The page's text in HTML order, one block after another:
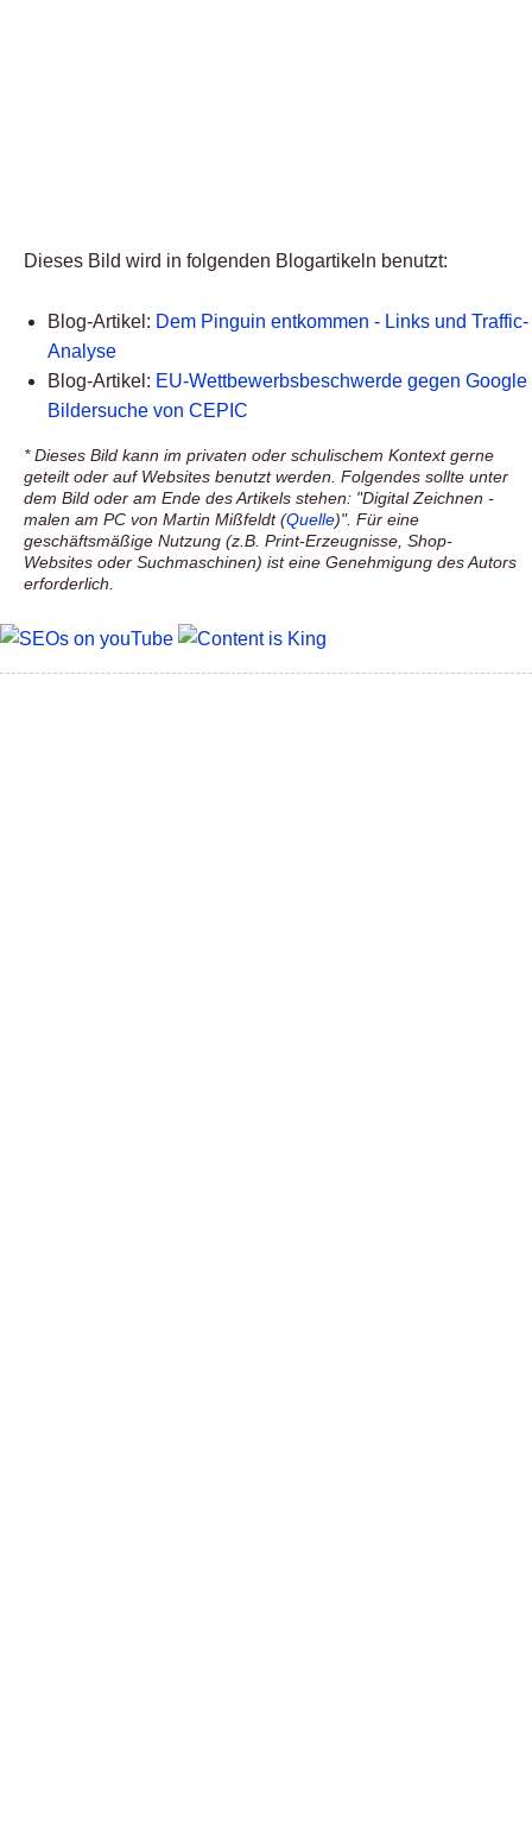
Dieses Bild wird in folgenden Blogartikeln benutzt:
Blog-Artikel: Dem Pinguin entkommen - Links und Traffic-
Analyse
Blog-Artikel: EU-Wettbewerbsbeschwerde gegen Google
Bildersuche von CEPIC
* Dieses Bild kann im privaten oder schulischem Kontext gerne
geteilt oder auf Websites benutzt werden. Folgendes sollte unter
dem Bild oder am Ende des Artikels stehen: "Digital Zeichnen -
malen am PC von Martin Mißfeldt (Quelle)". Für eine
geschäftsmäßige Nutzung (z.B. Print-Erzeugnisse, Shop-
Websites oder Suchmaschinen) ist eine Genehmigung des Autors
erforderlich.